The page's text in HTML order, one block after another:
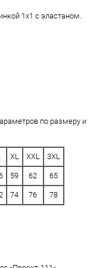
1х1 с эластаном.
по размеру и
XL XXL 3XL
59 62 65
74 76 78